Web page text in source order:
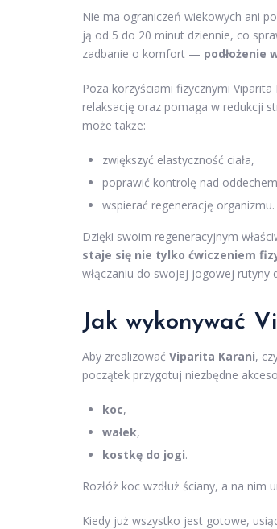
Nie ma ograniczeń wiekowych ani
ją od 5 do 20 minut dziennie, co
zadbanie o komfort — podłożenie
Poza korzyściami fizycznymi
relaksację oraz pomaga w redukcji
może także:
zwiększyć elastyczność ciała,
poprawić kontrolę nad
wspierać regenerację organizmu.
Dzięki swoim regeneracyjnym
staje się nie tylko ćwiczeniem
włączaniu do swojej jogowej rutyny
Jak wykonywać
Aby zrealizować Viparita Karani,
początek przygotuj niezbędne
koc,
wałek,
kostkę do jogi.
Rozłóż koc wzdłuż ściany, a na nim
Kiedy już wszystko jest gotowe,